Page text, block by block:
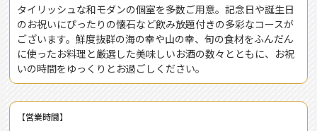
タイリッシュな和モダンの個室を多数ご用意。記念日や誕生日
のお祝いにぴったりの懐石など飲み放題付きの多彩なコースが
ございます。鮮度抜群の海の幸や山の幸、旬の食材をふんだん
に使ったお料理と厳選した美味しいお酒の数々とともに、お祝
いの時間をゆっくりとお過ごしください。
【営業時間】